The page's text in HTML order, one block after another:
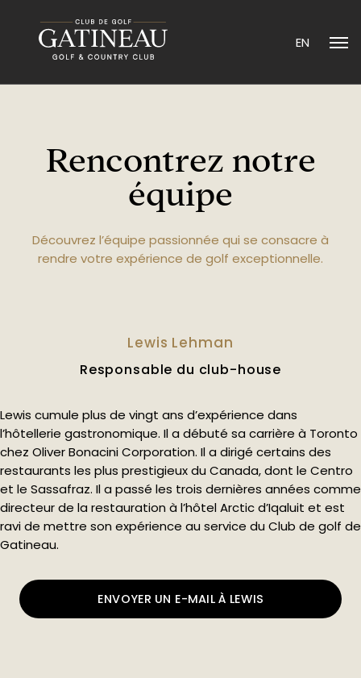
EN
Rencontrez notre
équipe
Découvrez l’équipe passionnée qui se consacre à
rendre votre expérience de golf exceptionnelle.
Lewis Lehman
Responsable du club-house
Lewis cumule plus de vingt ans d’expérience dans
l’hôtellerie gastronomique. Il a débuté sa carrière à Toronto
chez Oliver Bonacini Corporation. Il a dirigé certains des
restaurants les plus prestigieux du Canada, dont le Centro
et le Sassafraz. Il a passé les trois dernières années comme
directeur de la restauration à l’hôtel Arctic d’Iqaluit et est
ravi de mettre son expérience au service du Club de golf de
Gatineau.
ENVOYER UN E-MAIL À LEWIS